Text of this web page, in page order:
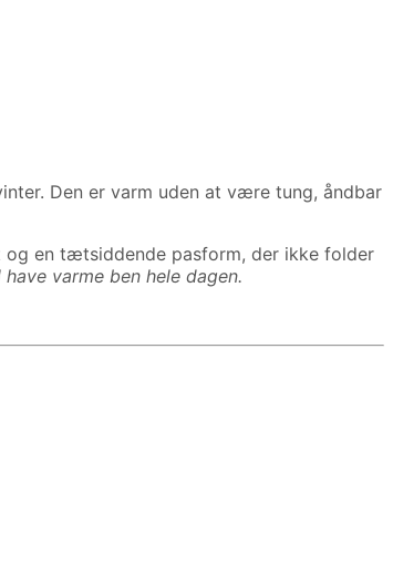
Den er varm uden at være tung, åndbar
og en tætsiddende pasform, der ikke folder
varme ben hele dagen.